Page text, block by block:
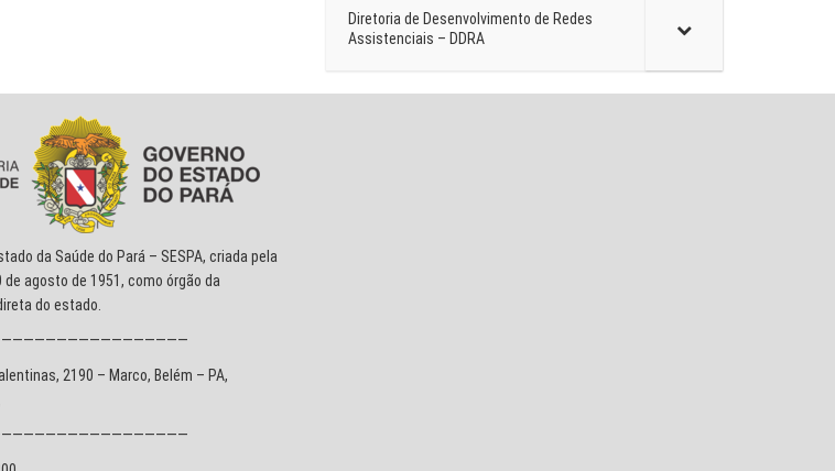
Diretoria de Desenvolvimento de Redes
Assistenciais – DDRA
da Saúde do Pará – SESPA, criada pela
de agosto de 1951, como órgão da
do estado.
2190 – Marco, Belém – PA,